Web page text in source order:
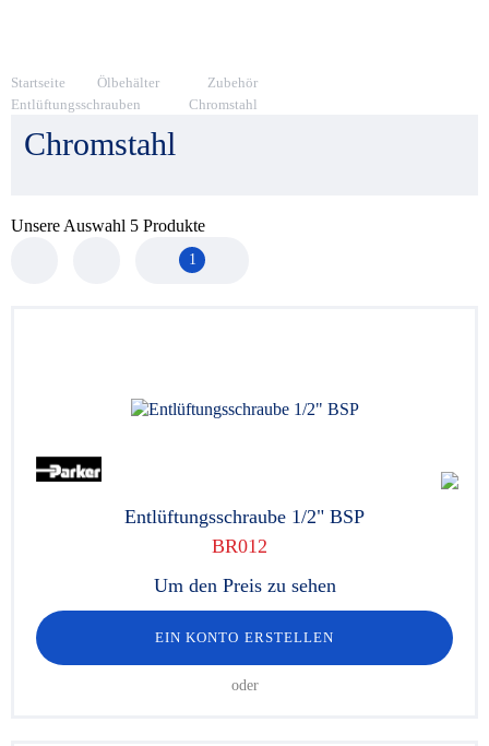
Startseite Ölbehälter
Zubehör
Entlüftungsschrauben
Chromstahl
Chromstahl
Unsere Auswahl 5 Produkte
1
Entlüftungsschraube 1/2" BSP
BR012
Um den Preis zu sehen
EIN KONTO ERSTELLEN
oder